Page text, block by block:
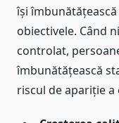
își
obiectivele. Când
controlat,
îmbunătățească
riscul de apariție